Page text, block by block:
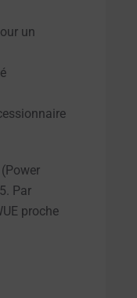
un
Par
proche